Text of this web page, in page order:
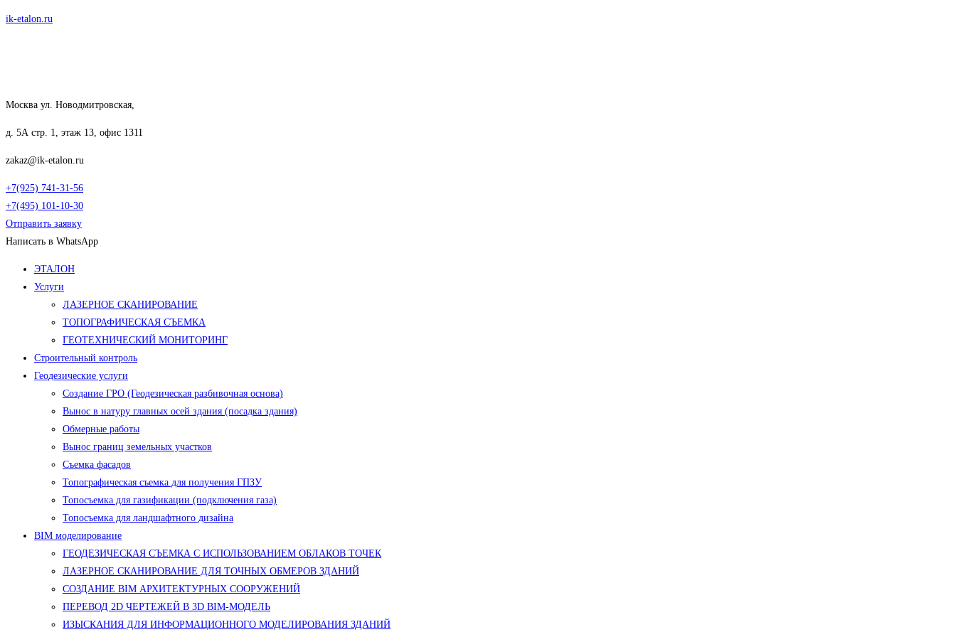
Перейти
ik-etalon.ru
Москва ул. Новодмитровская,
д. 5А стр. 1, этаж 13, офис 1311
zakaz@ik-etalon.ru
+7(925) 741-31-56
+7(495) 101-10-30
Отправить заявку
Написать в WhatsApp
Меню
ЭТАЛОН
Услуги
ЛАЗЕРНОЕ СКАНИРОВАНИЕ
ТОПОГРАФИЧЕСКАЯ СЪЕМКА
ГЕОТЕХНИЧЕСКИЙ МОНИТОРИНГ
Строительный контроль
Геодезические услуги
Создание ГРО (Геодезическая разбивочная основа)
Вынос в натуру главных осей здания (посадка здания)
Обмерные работы
Вынос границ земельных участков
Съемка фасадов
Топографическая съемка для получения ГПЗУ
Топосъемка для газификации (подключения газа)
Топосъемка для ландшафтного дизайна
BIM моделирование
ГЕОДЕЗИЧЕСКАЯ СЪЕМКА С ИСПОЛЬЗОВАНИЕМ ОБЛАКОВ ТОЧЕК
ЛАЗЕРНОЕ СКАНИРОВАНИЕ ДЛЯ ТОЧНЫХ ОБМЕРОВ ЗДАНИЙ
СОЗДАНИЕ BIM АРХИТЕКТУРНЫХ СООРУЖЕНИЙ
ПЕРЕВОД 2D ЧЕРТЕЖЕЙ В 3D BIM-МОДЕЛЬ
ИЗЫСКАНИЯ ДЛЯ ИНФОРМАЦИОННОГО МОДЕЛИРОВАНИЯ ЗДАНИЙ